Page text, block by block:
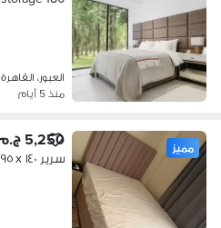
العبور، القاهرة
منذ 5 أيام
مميز 5,250 ج.م
سرير ١٤٠ x ١٩٥